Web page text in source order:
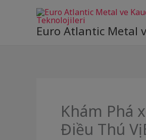
Euro Atlantic Metal
Khám Phá
Điều Thú Vị